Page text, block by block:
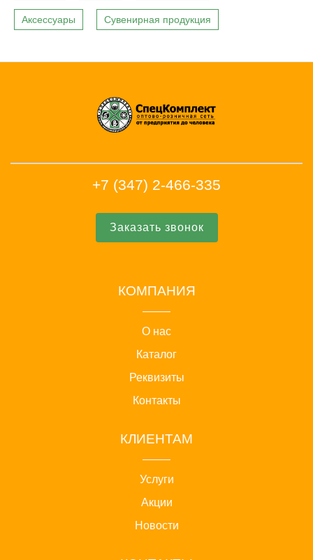
Аксессуары Сувенирная продукция
+7 (347) 2-466-335
Заказать звонок
КОМПАНИЯ
О нас
Каталог
Реквизиты
Контакты
КЛИЕНТАМ
Услуги
Акции
Новости